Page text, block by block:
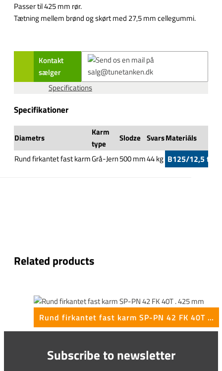
Passer til 425 mm rør.
Tætning mellem brønd og skørt med 27,5 mm cellegummi.
Kontakt
sælger
Specifications
Specifikationer
Diametrs
Karm
type
Slodze SvarsMateriāls
Rund firkantet fast karmGrå-Jern500 mm44 kg B125/12,5 t
Related products
Rund firkantet fast karm SP-PN 42 FK 40T . 425 mm
Subscribe to newsletter